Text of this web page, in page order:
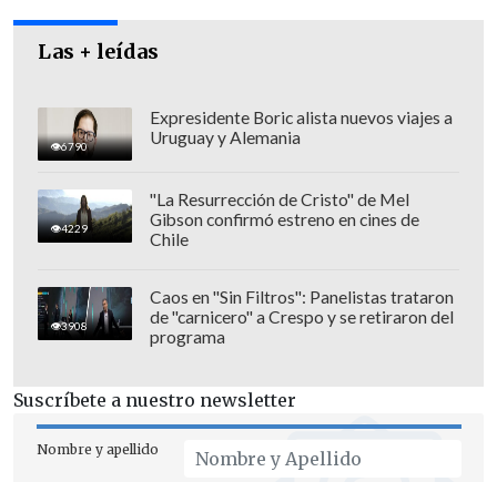
Fue en el undécimo game cuando Pioline
de 46 años, quebró y luego mantuvo su
saque para vencer por 7-5.
la final, el cual saldrá entre Marcelo
Ríos o el ruso Kafelnikov.
Las + leídas
6790
Expresidente Boric alista nuevos viajes a
Uruguay y Alemania
4229
"La Resurrección de Cristo" de Mel
Gibson confirmó estreno en cines de
Chile
3908
Caos en "Sin Filtros": Panelistas trataron
de "carnicero" a Crespo y se retiraron del
programa
Suscríbete a nuestro newsletter
Nombre y apellido